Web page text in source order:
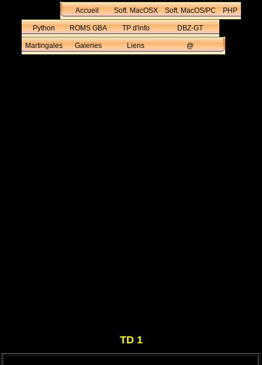
Accueil Soft. MacOSX Soft. MacOS/PC PHP
Python ROMS GBA TP d'info DBZ-GT
Martingales Galeries Liens @
TD 1